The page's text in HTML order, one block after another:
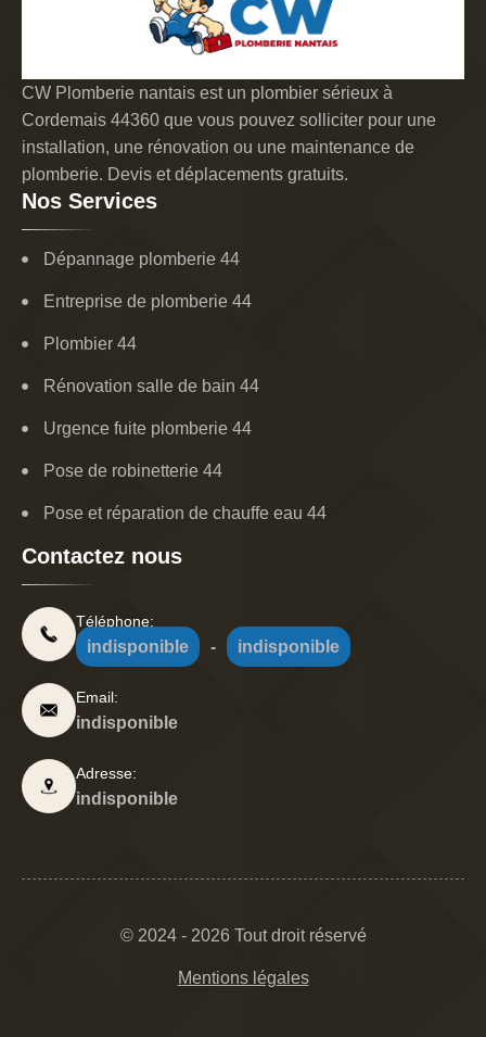
CW Plomberie nantais est un plombier sérieux à
Cordemais 44360 que vous pouvez solliciter pour une
installation, une rénovation ou une maintenance de
plomberie. Devis et déplacements gratuits.
Nos Services
Dépannage plomberie 44
Entreprise de plomberie 44
Plombier 44
Rénovation salle de bain 44
Urgence fuite plomberie 44
Pose de robinetterie 44
Pose et réparation de chauffe eau 44
Contactez nous
Téléphone:
indisponible - indisponible
Email:
indisponible
Adresse:
indisponible
© 2024 - 2026 Tout droit réservé
Mentions légales